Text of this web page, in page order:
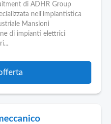
di ADHR Group
nell'impiantistica
Mansioni
di impianti elettrici